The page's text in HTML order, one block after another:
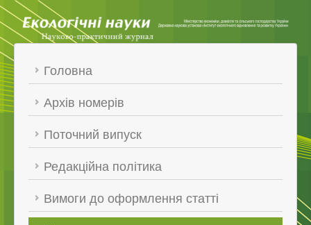
Головна
Архів номерів
Поточний випуск
Редакційна політика
Вимоги до оформлення статті